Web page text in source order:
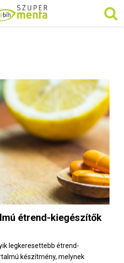
étrend-kiegészítők
legkeresettebb étrend-
készítmény, melynek